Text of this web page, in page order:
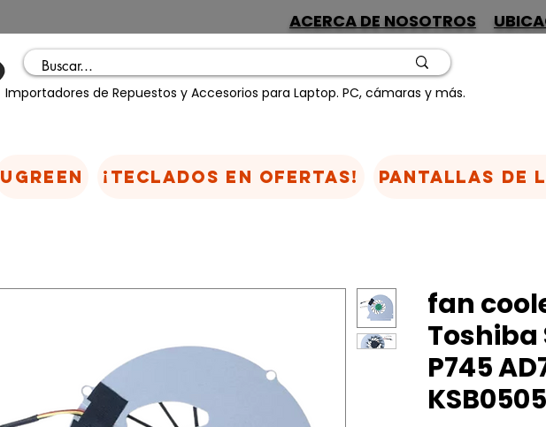
ACERCA DE NOSOTROS
Importadores de Repuestos y Accesorios para Laptop. PC, cámaras y más.
fan
Toshiba
P745
UGREEN ¡TECLADOS EN OFERTAS! Pantallas de